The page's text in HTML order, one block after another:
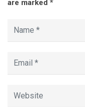
are marked *